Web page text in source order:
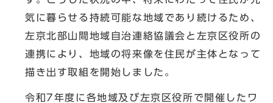
気に暮らせる持続可能な地域であり続けるため、
左京北部山間地域自治連絡協議会と左京区役所の
連携により、地域の将来像を住民が主体となって
描き出す取組を開始しました。
令和7年度に各地域及び左京区役所で開催したワ